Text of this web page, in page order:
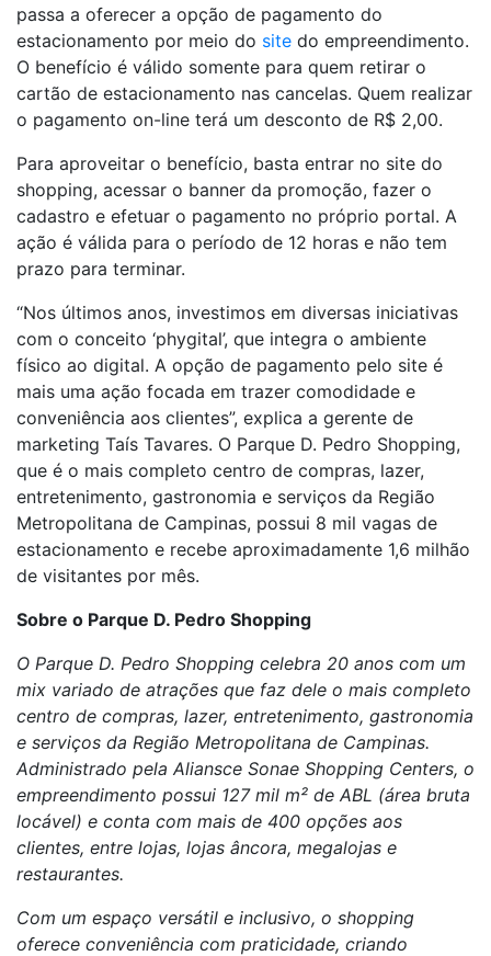
passa a oferecer a opção de pagamento do
estacionamento por meio do site do empreendimento.
O benefício é válido somente para quem retirar o
cartão de estacionamento nas cancelas. Quem realizar
o pagamento on-line terá um desconto de R$ 2,00.
Para aproveitar o benefício, basta entrar no site do
shopping, acessar o banner da promoção, fazer o
cadastro e efetuar o pagamento no próprio portal. A
ação é válida para o período de 12 horas e não tem
prazo para terminar.
“Nos últimos anos, investimos em diversas iniciativas
com o conceito ‘phygital’, que integra o ambiente
físico ao digital. A opção de pagamento pelo site é
mais uma ação focada em trazer comodidade e
conveniência aos clientes”, explica a gerente de
marketing Taís Tavares. O Parque D. Pedro Shopping,
que é o mais completo centro de compras, lazer,
entretenimento, gastronomia e serviços da Região
Metropolitana de Campinas, possui 8 mil vagas de
estacionamento e recebe aproximadamente 1,6 milhão
de visitantes por mês.
Sobre o Parque D. Pedro Shopping
O Parque D. Pedro Shopping celebra 20 anos com um
mix variado de atrações que faz dele o mais completo
centro de compras, lazer, entretenimento, gastronomia
e serviços da Região Metropolitana de Campinas.
Administrado pela Aliansce Sonae Shopping Centers, o
empreendimento possui 127 mil m² de ABL (área bruta
locável) e conta com mais de 400 opções aos
clientes, entre lojas, lojas âncora, megalojas e
restaurantes.
Com um espaço versátil e inclusivo, o shopping
oferece conveniência com praticidade, criando